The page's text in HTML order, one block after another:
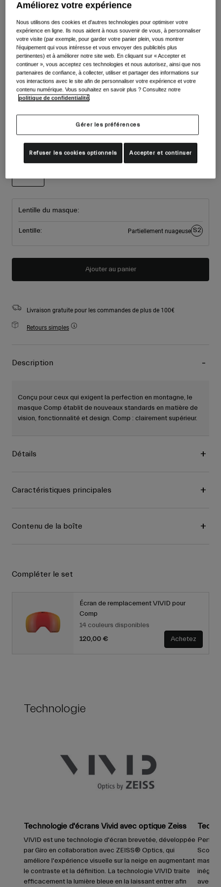
Accessoires
Masques
Gants
Pièces détachées
Voir tout
Voir tout
Utilisation
All Mountain
Backcountry
Freestyle
Ski Race
Voir tout
Couleur -Black/Ember
sélectionné
Taille
Taille
Lentille du masque:
Lentille: Partiellement nuageuse S2
Ajouter au panier
Livraison gratuite pour les commandes de plus de 100€
Retours simples
Description
Conçu pour ceux qui exigent la perfection en montagne, le
masque Comp établit de nouveaux standards en matière de
vision, fonctionnalité et design. Comp : clairement supérieur.
Détails
Caractéristiques principales
Contenu de la boîte
Compléter le set
Écran de remplacement VIVID pour
Comp
14 couleurs disponibles
120,00 €
Achetez
Technologie
Technologie d'écrans Vivid avec optique Zeiss
VIVID est une technologie d'écran brevetée, développée
par Giro en collaboration avec ZEISS® Optics, qui
améliore l'expérience visuelle sur la neige en augmentant
le contraste et la définition. La technologie VIVID traite
efficacement la lumière bleue en la laissant entrer afin
Scotts
avec le
Améliorez votre expérience
Nous utilisons des cookies et d'autres technologies pour optimiser votre
expérience en ligne. Ils nous aident à nous souvenir de vous, à personnaliser
votre visite (par exemple, pour garder votre panier plein, vous montrer
l'équipement qui vous intéresse et vous envoyer des publicités plus
pertinentes) et à améliorer notre site web. En cliquant sur « Accepter et
continuer », vous acceptez ces technologies et nous autorisez, ainsi que nos
partenaires de confiance, à collecter, utiliser et partager des informations sur
vos interactions avec le site afin de personnaliser votre expérience et votre
contenu numérique. Vous souhaitez en savoir plus ? Consultez notre
politique de confidentialité
Gérer les préférences
Refuser les cookies optionnels Accepter et continuer